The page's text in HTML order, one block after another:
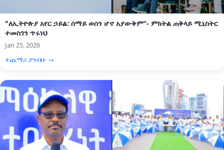
"ለኢትዮጵያ አየር ኃይል: ሰማይ ወሰን ሆኖ አያውቅም"- ምክትል ጠቅላይ ሚኒስትር
ተመስገን ጥሩነህ
Jan 25, 2026
ተጨማሪ ያንብቡ →